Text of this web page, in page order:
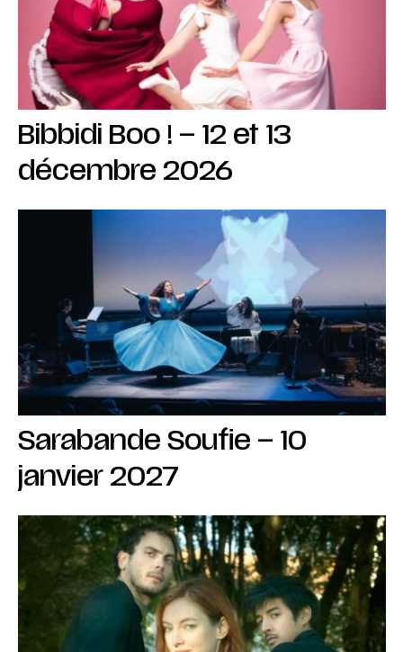
Bibbidi Boo ! – 12 et 13
décembre 2026
Sarabande Soufie – 10
janvier 2027